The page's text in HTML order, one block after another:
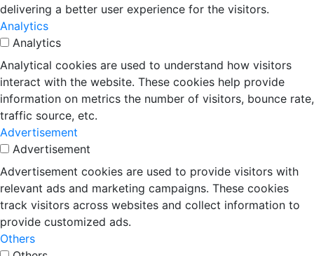
delivering a better user experience for the visitors.
Analytics
Analytics
Analytical cookies are used to understand how visitors
interact with the website. These cookies help provide
information on metrics the number of visitors, bounce rate,
traffic source, etc.
Advertisement
Advertisement
Advertisement cookies are used to provide visitors with
relevant ads and marketing campaigns. These cookies
track visitors across websites and collect information to
provide customized ads.
Others